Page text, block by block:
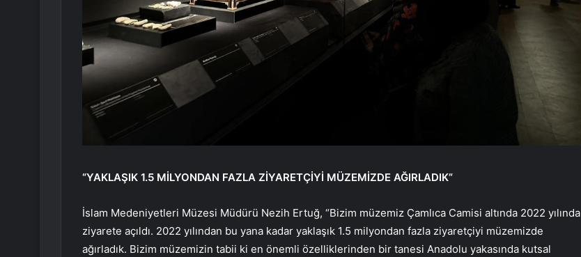
“YAKLAŞIK 1.5 MİLYONDAN FAZLA ZİYARETÇİYİ MÜZEMİZDE AĞIRLADIK”
İslam Medeniyetleri Müzesi Müdürü Nezih Ertuğ, “Bizim müzemiz Çamlıca Camisi altında 2022 yılında
ziyarete açıldı. 2022 yılından bu yana kadar yaklaşık 1.5 milyondan fazla ziyaretçiyi müzemizde
ağırladık. Bizim müzemizin tabii ki en önemli özelliklerinden bir tanesi Anadolu yakasında kutsal